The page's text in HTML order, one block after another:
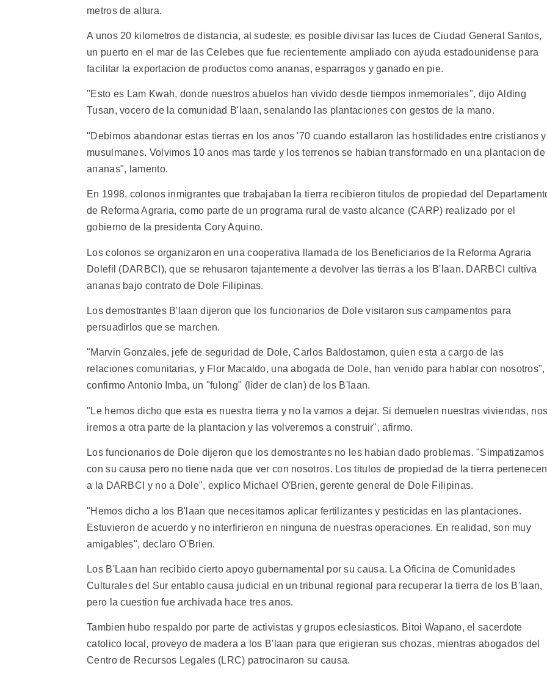
metros de altura.
A unos 20 kilometros de distancia, al sudeste, es posible divisar las luces de Ciudad General Santos,
un puerto en el mar de las Celebes que fue recientemente ampliado con ayuda estadounidense para
facilitar la exportacion de productos como ananas, esparragos y ganado en pie.
"Esto es Lam Kwah, donde nuestros abuelos han vivido desde tiempos inmemoriales", dijo Alding
Tusan, vocero de la comunidad B'laan, senalando las plantaciones con gestos de la mano.
"Debimos abandonar estas tierras en los anos '70 cuando estallaron las hostilidades entre cristianos y
musulmanes. Volvimos 10 anos mas tarde y los terrenos se habian transformado en una plantacion de
ananas", lamento.
En 1998, colonos inmigrantes que trabajaban la tierra recibieron titulos de propiedad del
de Reforma Agraria, como parte de un programa rural de vasto alcance (CARP) realizado por el
gobierno de la presidenta Cory Aquino.
Los colonos se organizaron en una cooperativa llamada de los Beneficiarios de la Reforma Agraria
Dolefil (DARBCI), que se rehusaron tajantemente a devolver las tierras a los B'laan. DARBCI cultiva
ananas bajo contrato de Dole Filipinas.
Los demostrantes B'laan dijeron que los funcionarios de Dole visitaron sus campamentos para
persuadirlos que se marchen.
"Marvin Gonzales, jefe de seguridad de Dole, Carlos Baldostamon, quien esta a cargo de las
relaciones comunitarias, y Flor Macaldo, una abogada de Dole, han venido para hablar con nosotros",
confirmo Antonio Imba, un "fulong" (lider de clan) de los B'laan.
"Le hemos dicho que esta es nuestra tierra y no la vamos a dejar. Si demuelen nuestras viviendas,
iremos a otra parte de la plantacion y las volveremos a construir", afirmo.
Los funcionarios de Dole dijeron que los demostrantes no les habian dado problemas. "Simpatizamos
con su causa pero no tiene nada que ver con nosotros. Los titulos de propiedad de la tierra pertenecen
a la DARBCI y no a Dole", explico Michael O'Brien, gerente general de Dole Filipinas.
"Hemos dicho a los B'laan que necesitamos aplicar fertilizantes y pesticidas en las plantaciones.
Estuvieron de acuerdo y no interfirieron en ninguna de nuestras operaciones. En realidad, son muy
amigables", declaro O'Brien.
Los B'Laan han recibido cierto apoyo gubernamental por su causa. La Oficina de Comunidades
Culturales del Sur entablo causa judicial en un tribunal regional para recuperar la tierra de los B'laan,
pero la cuestion fue archivada hace tres anos.
Tambien hubo respaldo por parte de activistas y grupos eclesiasticos. Bitoi Wapano, el sacerdote
catolico local, proveyo de madera a los B'laan para que erigieran sus chozas, mientras abogados del
Centro de Recursos Legales (LRC) patrocinaron su causa.